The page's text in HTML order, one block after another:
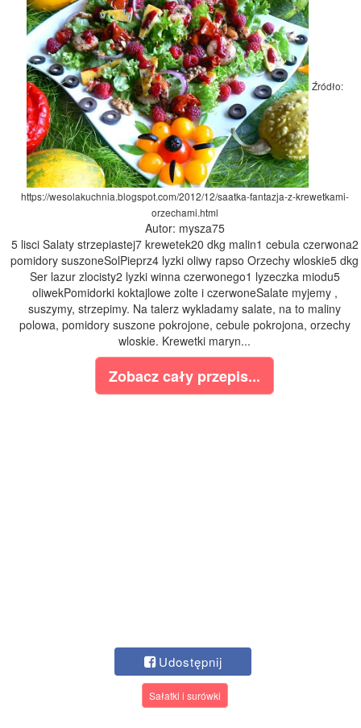
Źródło:
https://wesolakuchnia.blogspot.com/2012/12/saatka-fantazja-z-krewetkami-
orzechami.html
Autor: mysza75
5 lisci Salaty strzepiastej7 krewetek20 dkg malin1 cebula czerwona2
pomidory suszoneSolPieprz4 lyzki oliwy rapso Orzechy wloskie5 dkg
Ser lazur zlocisty2 lyzki winna czerwonego1 lyzeczka miodu5
oliwekPomidorki koktajlowe zolte i czerwoneSalate myjemy ,
suszymy, strzepimy. Na talerz wykladamy salate, na to maliny
polowa, pomidory suszone pokrojone, cebule pokrojona, orzechy
wloskie. Krewetki maryn...
Zobacz cały przepis...
Udostępnij
Sałatki i surówki